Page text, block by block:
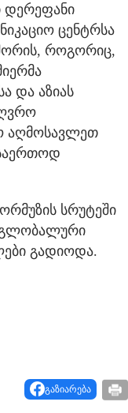
დერეფანი
ცენტრსა
როგორიც,
და აზიას
აღმოსავლეთ
სრუტეში
გლობალური
გადიოდა.
გაზიარება